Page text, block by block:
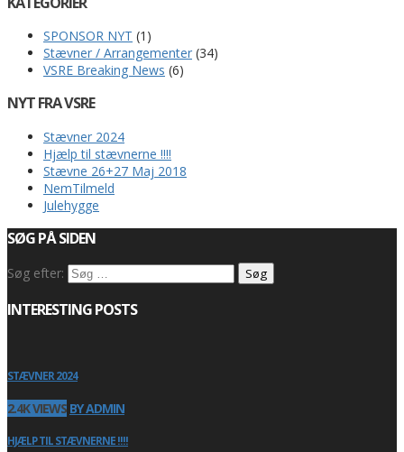
SPONSOR NYT (1)
Stævner / Arrangementer (34)
VSRE Breaking News (6)
NYT FRA VSRE
Stævner 2024
Hjælp til stævnerne !!!!
Stævne 26+27 Maj 2018
NemTilmeld
Julehygge
SØG PÅ SIDEN
Søg efter:
INTERESTING POSTS
STÆVNER 2024
2.4K VIEWS BY ADMIN
HJÆLP TIL STÆVNERNE !!!!